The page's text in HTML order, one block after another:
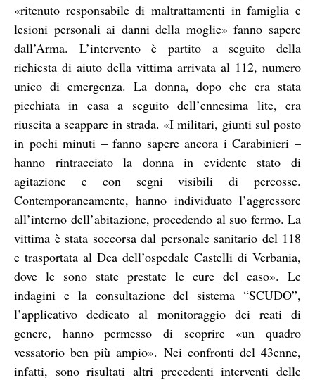
«ritenuto responsabile di maltrattamenti in famiglia e
lesioni personali ai danni della moglie» fanno sapere
dall’Arma. L’intervento è partito a seguito della
richiesta di aiuto della vittima arrivata al 112, numero
unico di emergenza. La donna, dopo che era stata
picchiata in casa a seguito dell’ennesima lite, era
riuscita a scappare in strada. «I militari, giunti sul posto
in pochi minuti – fanno sapere ancora i Carabinieri –
hanno rintracciato la donna in evidente stato di
agitazione e con segni visibili di percosse.
Contemporaneamente, hanno individuato l’aggressore
all’interno dell’abitazione, procedendo al suo fermo. La
vittima è stata soccorsa dal personale sanitario del 118
e trasportata al Dea dell’ospedale Castelli di Verbania,
dove le sono state prestate le cure del caso». Le
indagini e la consultazione del sistema “SCUDO”,
l’applicativo dedicato al monitoraggio dei reati di
genere, hanno permesso di scoprire «un quadro
vessatorio ben più ampio». Nei confronti del 43enne,
infatti, sono risultati altri precedenti interventi delle